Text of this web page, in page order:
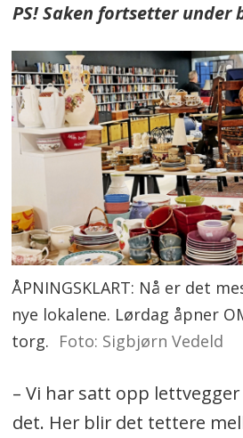
PS! Saken fortsetter under
ÅPNINGSKLART: Nå er det
nye lokalene. Lørdag åpner
torg. Foto: Sigbjørn Vedeld
– Vi har satt opp
det. Her blir det tettere